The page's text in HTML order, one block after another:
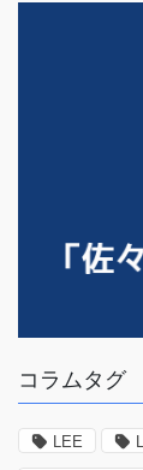
コラムタグ
LEE